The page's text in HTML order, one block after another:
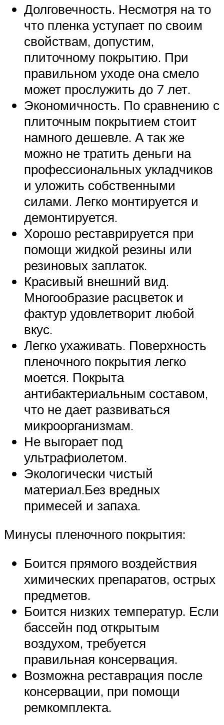
Долговечность. Несмотря на то
что пленка уступает по своим
свойствам, допустим,
плиточному покрытию. При
правильном уходе она смело
может прослужить до 7 лет.
Экономичность. По сравнению с
плиточным покрытием стоит
намного дешевле. А так же
можно не тратить деньги на
профессиональных укладчиков
и уложить собственными
силами. Легко монтируется и
демонтируется.
Хорошо реставрируется при
помощи жидкой резины или
резиновых заплаток.
Красивый внешний вид.
Многообразие расцветок и
фактур удовлетворит любой
вкус.
Легко ухаживать. Поверхность
пленочного покрытия легко
моется. Покрыта
антибактериальным составом,
что не дает развиваться
микроорганизмам.
Не выгорает под
ультрафиолетом.
Экологически чистый
материал.Без вредных
примесей и запаха.
Минусы пленочного покрытия:
Боится прямого воздействия
химических препаратов, острых
предметов.
Боится низких температур. Если
бассейн под открытым
воздухом, требуется
правильная консервация.
Возможна реставрация после
консервации, при помощи
ремкомплекта.